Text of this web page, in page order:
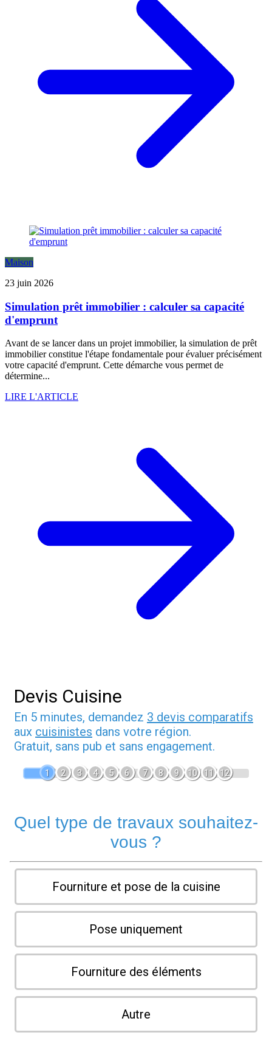
Maison
23 juin 2026
Simulation prêt immobilier : calculer sa capacité
d'emprunt
Avant de se lancer dans un projet immobilier, la simulation de prêt
immobilier constitue l'étape fondamentale pour évaluer précisément
votre capacité d'emprunt. Cette démarche vous permet de
détermine...
LIRE L'ARTICLE
Devis Cuisine
En 5 minutes, demandez 3 devis comparatifs
aux cuisinistes dans votre région.
Gratuit, sans pub et sans engagement.
1 2 3 4 5 6 7 8 9 10 11 12
Quel type de travaux souhaitez-
vous ?
Fourniture et pose de la cuisine
Pose uniquement
Fourniture des éléments
Autre